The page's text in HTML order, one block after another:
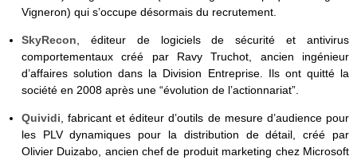
Vigneron) qui s’occupe désormais du recrutement.
SkyRecon, éditeur de logiciels de sécurité et antivirus
comportementaux créé par Ravy Truchot, ancien ingénieur
d’affaires solution dans la Division Entreprise. Ils ont quitté la
société en 2008 après une “évolution de l’actionnariat”.
Quividi, fabricant et éditeur d’outils de mesure d’audience pour
les PLV dynamiques pour la distribution de détail, créé par
Olivier Duizabo, ancien chef de produit marketing chez Microsoft